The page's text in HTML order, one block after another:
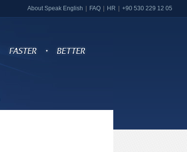
About Speak English FAQ HR +90 530 229 12 05